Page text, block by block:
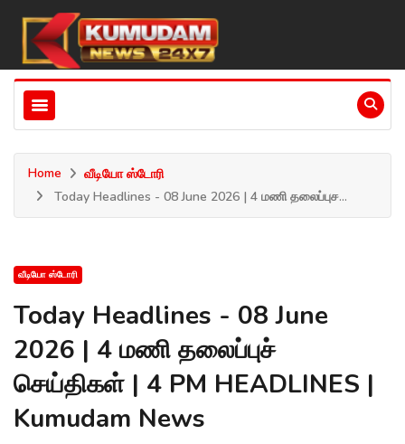
Home
வீடியோ ஸ்டோரி
Today Headlines - 08 June 2026 | 4 மணி தலைப்புச...
வீடியோ ஸ்டோரி
Today Headlines - 08 June
2026 | 4 மணி தலைப்புச்
செய்திகள் | 4 PM HEADLINES |
Kumudam News